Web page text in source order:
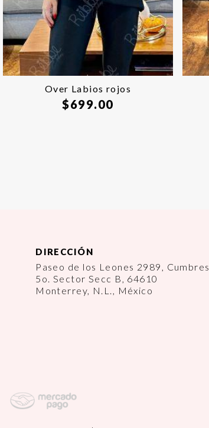
Over Labios rojos
$699.00
DIRECCIÓN
Paseo de los Leones 2989, Cumbres
5o. Sector Secc B, 64610
Monterrey, N.L., México